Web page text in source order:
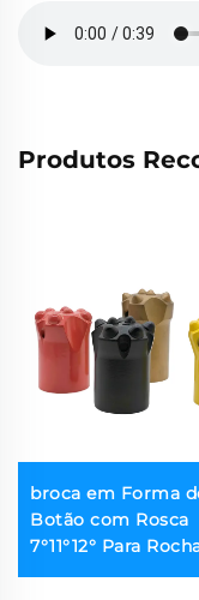
Produtos
broca em Forma
Botão com Rosca
7°11°12° Para